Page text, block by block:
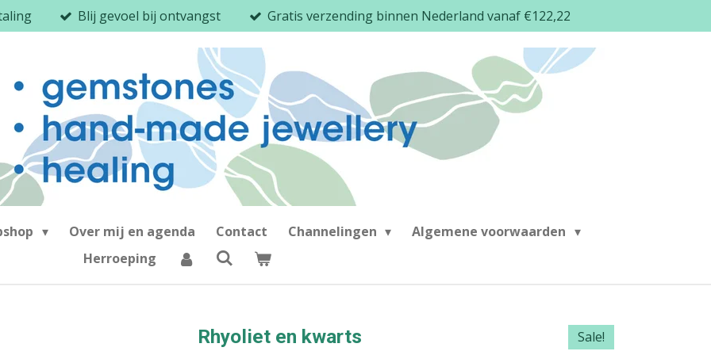
Blij gevoel bij ontvangst Gratis verzending binnen Nederland vanaf €122,22
Over mij en agenda Contact Channelingen
Algemene voorwaarden
Herroeping
Rhyoliet en kwarts Sale!